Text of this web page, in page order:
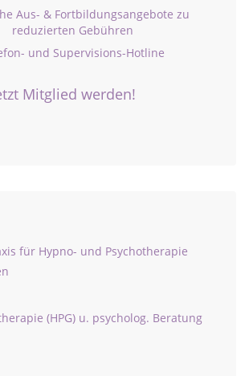
Aus- & Fortbildungsangebote zu
reduzierten Gebühren
und Supervisions-Hotline
Mitglied werden!
für Hypno- und Psychotherapie
(HPG) u. psycholog. Beratung